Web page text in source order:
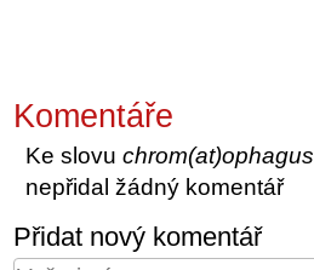
Komentáře
Ke slovuchrom(at)ophagus
nepřidal žádný komentář
Přidat nový komentář